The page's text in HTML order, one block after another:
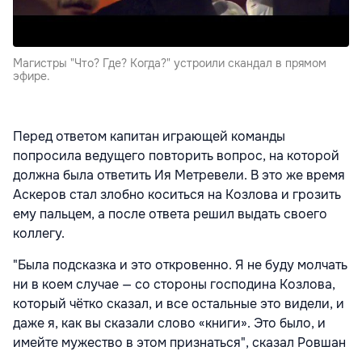
Магистры "Что? Где? Когда?" устроили скандал в прямом
эфире.
Перед ответом капитан играющей команды
попросила ведущего повторить вопрос, на которой
должна была ответить Ия Метревели. В это же время
Аскеров стал злобно коситься на Козлова и грозить
ему пальцем, а после ответа решил выдать своего
коллегу.
"Была подсказка и это откровенно. Я не буду молчать
ни в коем случае — со стороны господина Козлова,
который чётко сказал, и все остальные это видели, и
даже я, как вы сказали слово «книги». Это было, и
имейте мужество в этом признаться", сказал Ровшан